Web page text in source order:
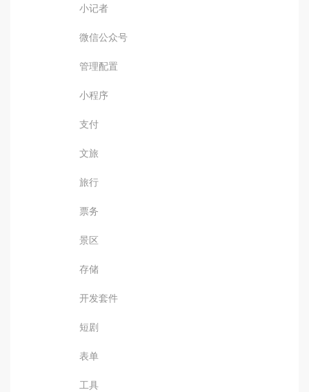
小记者
微信公众号
管理配置
小程序
支付
文旅
旅行
票务
景区
存储
开发套件
短剧
表单
工具